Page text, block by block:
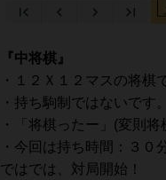
『中将棋』
・１２Ｘ１２マスの将棋
・持ち駒制ではないです。
・「将棋ったー」(変則
・今回は持ち時間：３０
ではでは、対局開始！